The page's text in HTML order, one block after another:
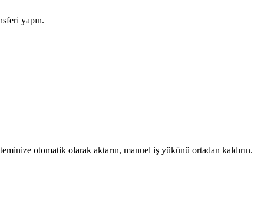
yapın.
otomatik olarak aktarın, manuel iş yükünü ortadan kaldırın.